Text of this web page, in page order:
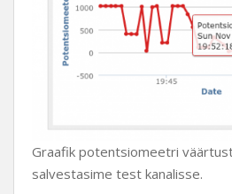
Graafik potentsiomeetri
salvestasime test kanalisse.